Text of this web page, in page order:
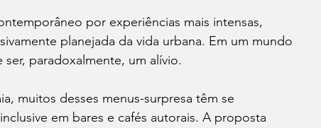
por experiências mais intensas,
planejada da vida urbana. Em um mundo
paradoxalmente, um alívio.
muitos desses menus-surpresa têm se
em bares e cafés autorais. A proposta